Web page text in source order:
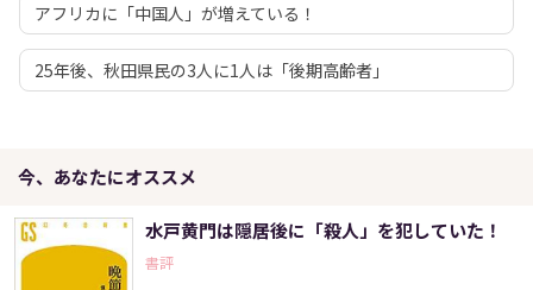
アフリカに「中国人」が増えている！
25年後、秋田県民の3人に1人は「後期高齢者」
今、あなたにオススメ
水戸黄門は隠居後に「殺人」を犯していた！
書評